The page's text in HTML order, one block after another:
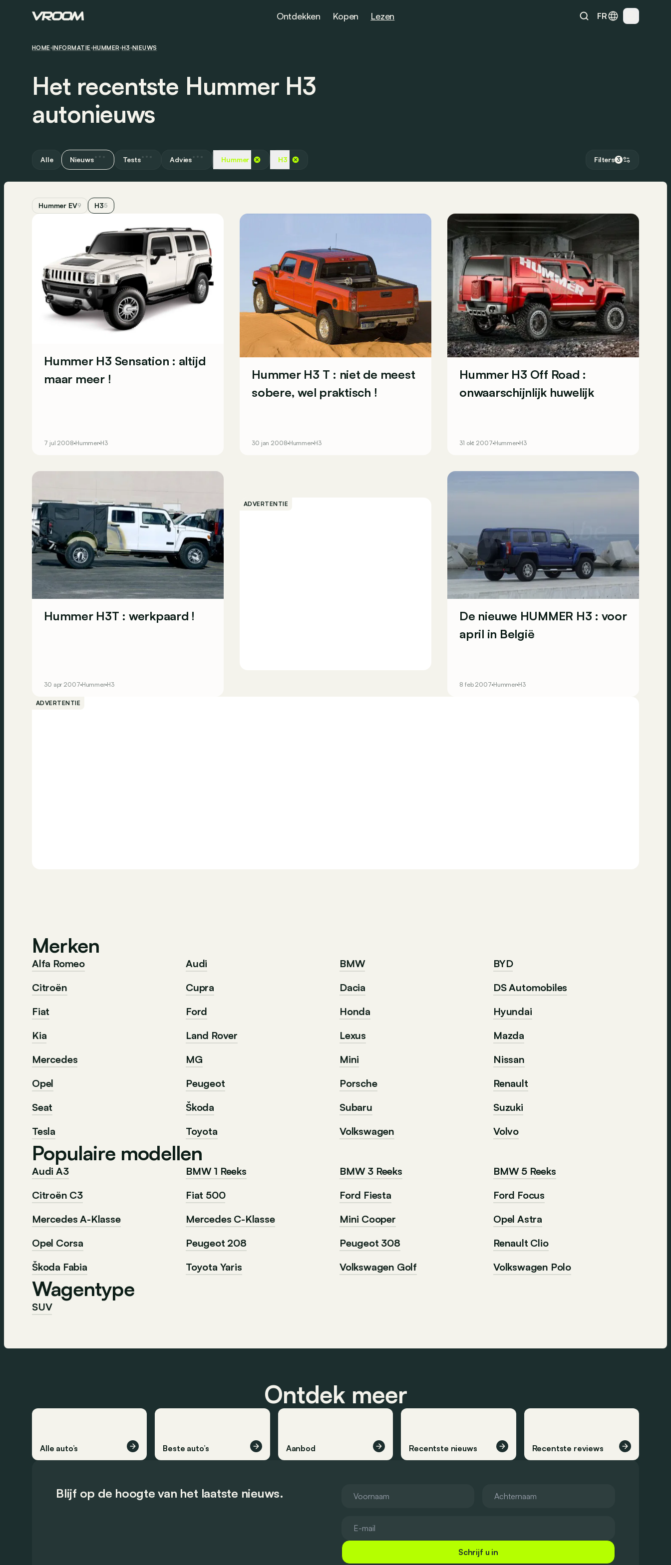
Ontdekken Kopen Lezen FR
HOME INFORMATIE HUMMER H3 NIEUWS
Het recentste Hummer H3
autonieuws
Alle Nieuws Tests Advies Hummer H3 Filters 3
Hummer EV9 H35
Hummer H3 Sensation : altijd
maar meer !
7 jul 2008 Hummer H3
Hummer H3 T : niet de meest
sobere, wel praktisch !
30 jan 2008 Hummer H3
Hummer H3 Off Road :
onwaarschijnlijk huwelijk
31 okt 2007 Hummer H3
Hummer H3T : werkpaard !
30 apr 2007 Hummer H3
ADVERTENTIE
De nieuwe HUMMER H3 : voor
april in België
8 feb 2007 Hummer H3
ADVERTENTIE
Merken
Alfa Romeo Audi BMW
BYD
Citroën
Cupra Dacia
DS Automobiles
Fiat
Ford Honda
Hyundai
Kia
Land Rover Lexus
Mazda
Mercedes
MG Mini
Nissan
Opel
Peugeot Porsche
Renault
Seat
Škoda Subaru
Suzuki
Tesla
Toyota Volkswagen Volvo
Populaire modellen
Audi A3 BMW 1 Reeks BMW 3 Reeks
BMW 5 Reeks
Citroën C3
Fiat 500 Ford Fiesta
Ford Focus
Mercedes A-Klasse
Mercedes C-Klasse Mini Cooper
Opel Astra
Opel Corsa
Peugeot 208 Peugeot 308
Renault Clio
Škoda Fabia
Toyota Yaris Volkswagen Golf Volkswagen Polo
Wagentype
SUV
Ontdek meer
Alle auto’s Beste auto’s Aanbod Recentste nieuws Recentste reviews
Blijf op de hoogte van het laatste nieuws.
Schrijf u in